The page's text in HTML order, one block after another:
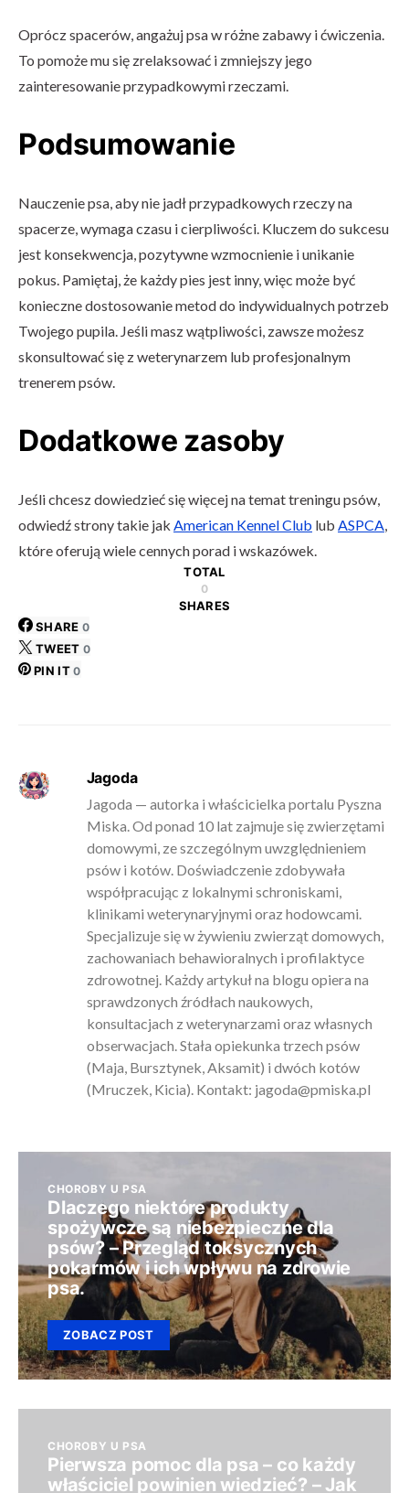
Oprócz spacerów, angażuj psa w różne zabawy i ćwiczenia.
To pomoże mu się zrelaksować i zmniejszy jego
zainteresowanie przypadkowymi rzeczami.
Podsumowanie
Nauczenie psa, aby nie jadł przypadkowych rzeczy na
spacerze, wymaga czasu i cierpliwości. Kluczem do sukcesu
jest konsekwencja, pozytywne wzmocnienie i unikanie
pokus. Pamiętaj, że każdy pies jest inny, więc może być
konieczne dostosowanie metod do indywidualnych potrzeb
Twojego pupila. Jeśli masz wątpliwości, zawsze możesz
skonsultować się z weterynarzem lub profesjonalnym
trenerem psów.
Dodatkowe zasoby
Jeśli chcesz dowiedzieć się więcej na temat treningu psów,
odwiedź strony takie jak American Kennel Club lub ASPCA
które oferują wiele cennych porad i wskazówek.
TOTAL
0
SHARES
SHARE 0
TWEET 0
PIN IT 0
Jagoda
Jagoda — autorka i właścicielka portalu Pyszna
Miska. Od ponad 10 lat zajmuje się zwierzętami
domowymi, ze szczególnym uwzględnieniem
psów i kotów. Doświadczenie zdobywała
współpracując z lokalnymi schroniskami,
klinikami weterynaryjnymi oraz hodowcami.
Specjalizuje się w żywieniu zwierząt domowych,
zachowaniach behawioralnych i profilaktyce
zdrowotnej. Każdy artykuł na blogu opiera na
sprawdzonych źródłach naukowych,
konsultacjach z weterynarzami oraz własnych
obserwacjach. Stała opiekunka trzech psów
(Maja, Bursztynek, Aksamit) i dwóch kotów
(Mruczek, Kicia). Kontakt: jagoda@pmiska.pl
CHOROBY U PSA
Dlaczego niektóre produkty
spożywcze są niebezpieczne dla
psów? – Przegląd toksycznych
pokarmów i ich wpływu na zdrowie
psa.
ZOBACZ POST
CHOROBY U PSA
Pierwsza pomoc dla psa – co każdy
właściciel powinien wiedzieć? – Jak